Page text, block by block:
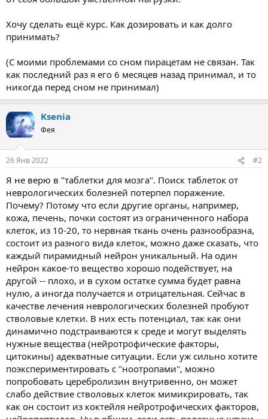
Хочу сделать ещё курс. Как дозировать и как долго
принимать?
(С моими проблемами со сном пирацетам не связан. Так
как последний раз я его 6 месяцев назад принимал, и то
никогда перед сном не принимал)
Ksenia
Фея
26 Янв 2022 #2
Я не верю в "таблетки для мозга". Поиск таблеток от
неврологических болезней потерпел поражение.
Почему? Потому что если другие органы, например,
кожа, печень, почки состоят из ограниченного набора
клеток, из 10-20, то нервная ткань очень разнообразна,
состоит из разного вида клеток, можно даже сказать, что
каждый пирамидный нейрон уникальный. На один
нейрон какое-то вещество хорошо подействует, на
другой -- плохо, и в сухом остатке сумма будет равна
нулю, а иногда получается и отрицательная. Сейчас в
качестве лечения неврологических болезней пробуют
стволовые клетки. В них есть потенциал, так как они
динамично подстраиваются к среде и могут выделять
нужные вещества (нейротрофические факторы,
цитокины) адекватные ситуации. Если уж сильно хотите
поэкспериментировать с "ноотропами", можно
попробовать церебролизин внутривенно, он может
слабо действие стволовых клеток мимикрировать, так
как он состоит из коктейля нейротрофических факторов,